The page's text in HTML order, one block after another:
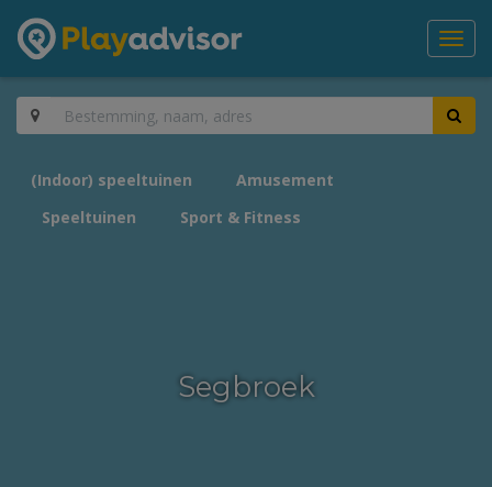
(Indoor) speeltuinen
Amusement
Speeltuinen
Sport & Fitness
Segbroek